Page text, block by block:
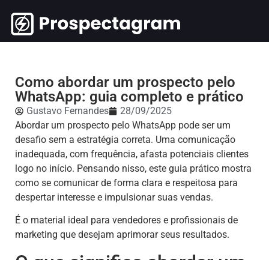
Como abordar um prospecto pelo
WhatsApp: guia completo e prático
Gustavo Fernandes
28/09/2025
Abordar um prospecto pelo WhatsApp pode ser um
desafio sem a estratégia correta. Uma comunicação
inadequada, com frequência, afasta potenciais clientes
logo no início. Pensando nisso, este guia prático mostra
como se comunicar de forma clara e respeitosa para
despertar interesse e impulsionar suas vendas.
É o material ideal para vendedores e profissionais de
marketing que desejam aprimorar seus resultados.